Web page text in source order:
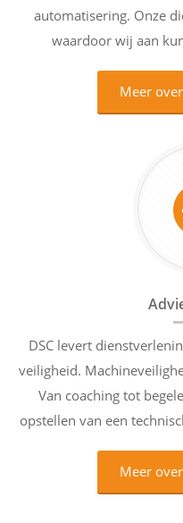
automatisering. Onze
waardoor wij aan
Meer
DSC levert
veiligheid.
Van coaching tot
opstellen van een
Meer